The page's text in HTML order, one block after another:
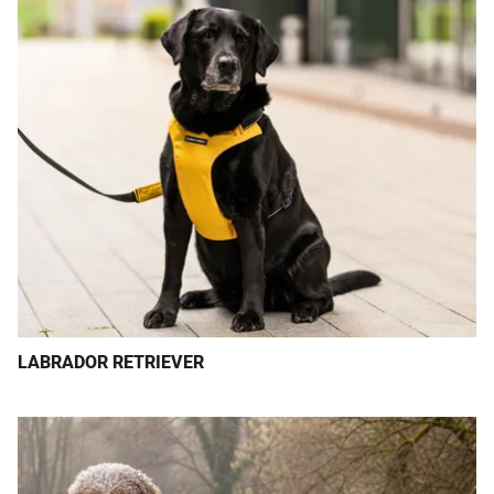
LABRADOR RETRIEVER